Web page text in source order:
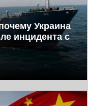
Украина
инцидента с